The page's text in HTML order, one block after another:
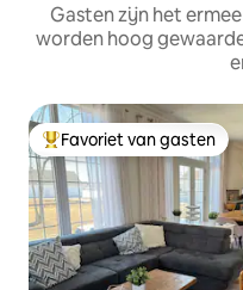
Gasten zijn het
worden hoog
Topfavoriet van gasten
Favoriet van gasten